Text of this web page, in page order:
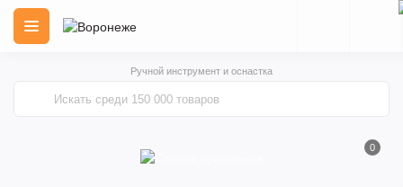
Ручной инструмент и оснастка
0